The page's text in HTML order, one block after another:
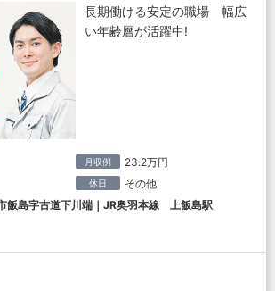
長期働ける安定の職場 幅広
い年齢層が活躍中!
月収例 23.2万円
休日 その他
飯島字古道下川端｜JR奥羽本線 上飯島駅